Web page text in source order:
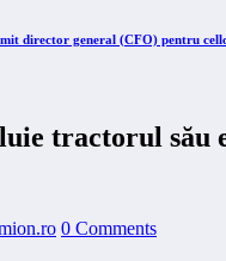
director general (CFO) pentru
tractorul său
0 Comments